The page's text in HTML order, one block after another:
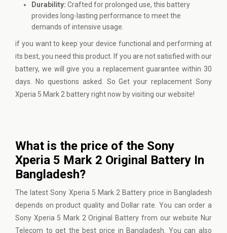
Durability: Crafted for prolonged use, this battery
provides long-lasting performance to meet the
demands of intensive usage.
if you want to keep your device functional and performing at
its best, you need this product. If you are not satisfied with our
battery, we will give you a replacement guarantee within 30
days. No questions asked. So Get your replacement Sony
Xperia 5 Mark 2 battery right now by visiting our website!
What is the price of the Sony
Xperia 5 Mark 2 Original Battery In
Bangladesh?
The latest Sony Xperia 5 Mark 2 Battery price in Bangladesh
depends on product quality and Dollar rate. You can order a
Sony Xperia 5 Mark 2 Original Battery from our website Nur
Telecom to get the best price in Bangladesh. You can also